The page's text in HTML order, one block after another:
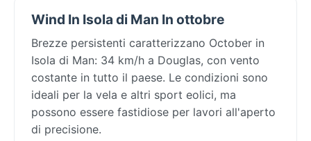
Wind In Isola di Man In ottobre
Brezze persistenti caratterizzano October in
Isola di Man: 34 km/h a Douglas, con vento
costante in tutto il paese. Le condizioni sono
ideali per la vela e altri sport eolici, ma
possono essere fastidiose per lavori all'aperto
di precisione.